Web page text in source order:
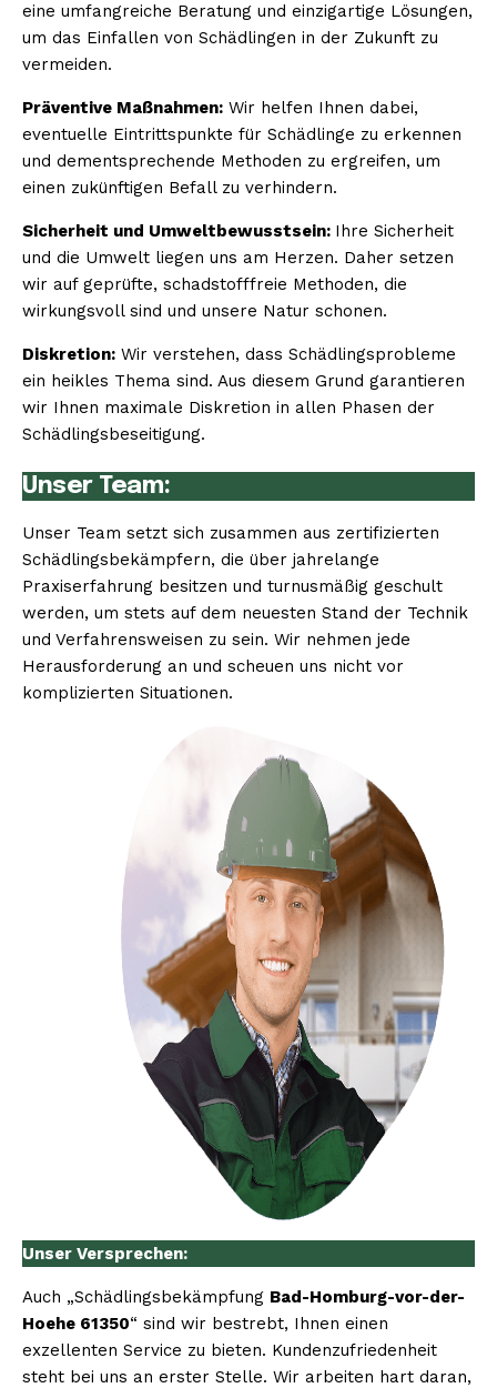
eine umfangreiche Beratung und einzigartige Lösungen,
um das Einfallen von Schädlingen in der Zukunft zu
vermeiden.
Präventive Maßnahmen: Wir helfen Ihnen dabei,
eventuelle Eintrittspunkte für Schädlinge zu erkennen
und dementsprechende Methoden zu ergreifen, um
einen zukünftigen Befall zu verhindern.
Sicherheit und Umweltbewusstsein: Ihre Sicherheit
und die Umwelt liegen uns am Herzen. Daher setzen
wir auf geprüfte, schadstofffreie Methoden, die
wirkungsvoll sind und unsere Natur schonen.
Diskretion: Wir verstehen, dass Schädlingsprobleme
ein heikles Thema sind. Aus diesem Grund garantieren
wir Ihnen maximale Diskretion in allen Phasen der
Schädlingsbeseitigung.
Unser Team:
Unser Team setzt sich zusammen aus zertifizierten
Schädlingsbekämpfern, die über jahrelange
Praxiserfahrung besitzen und turnusmäßig geschult
werden, um stets auf dem neuesten Stand der Technik
und Verfahrensweisen zu sein. Wir nehmen jede
Herausforderung an und scheuen uns nicht vor
komplizierten Situationen.
Unser Versprechen:
Auch „Schädlingsbekämpfung Bad-Homburg-vor-der-
Hoehe 61350“ sind wir bestrebt, Ihnen einen
exzellenten Service zu bieten. Kundenzufriedenheit
steht bei uns an erster Stelle. Wir arbeiten hart daran,